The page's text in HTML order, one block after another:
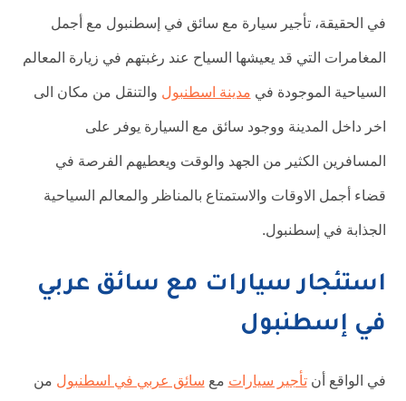
في الحقيقة، تأجير سيارة مع سائق في إسطنبول مع أجمل
المغامرات التي قد يعيشها السياح عند رغبتهم في زيارة المعالم
السياحية الموجودة في مدينة اسطنبول والتنقل من مكان الى
اخر داخل المدينة ووجود سائق مع السيارة يوفر على
المسافرين الكثير من الجهد والوقت ويعطيهم الفرصة في
قضاء أجمل الاوقات والاستمتاع بالمناظر والمعالم السياحية
الجذابة في إسطنبول.
استئجار سيارات مع سائق عربي
في إسطنبول
في الواقع أنتأجير سيارات مع سائق عربي في اسطنبول من